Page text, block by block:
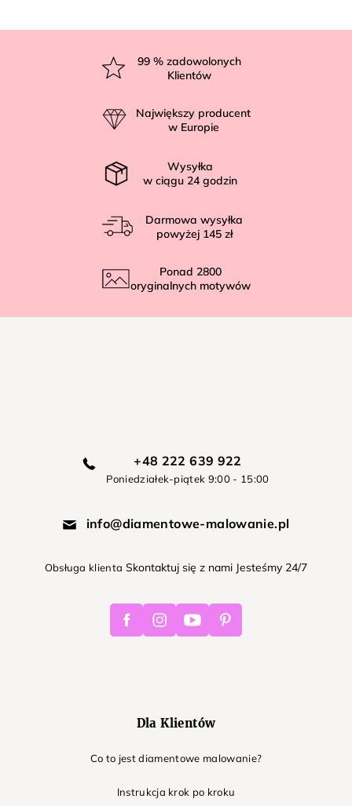
99 % zadowolonych
Klientów
Największy producent
w Europie
Wysyłka
w ciągu 24 godzin
Darmowa wysyłka
powyżej 145 zł
Ponad 2800
oryginalnych motywów
+48 222 639 922
Poniedziałek-piątek 9:00 - 15:00
info@diamentowe-malowanie.pl
Obsługa klienta Skontaktuj się z nami Jesteśmy 24/7
FacebookInstagramYoutube Pinterest
Dla Klientów
Co to jest diamentowe malowanie?
Instrukcja krok po kroku